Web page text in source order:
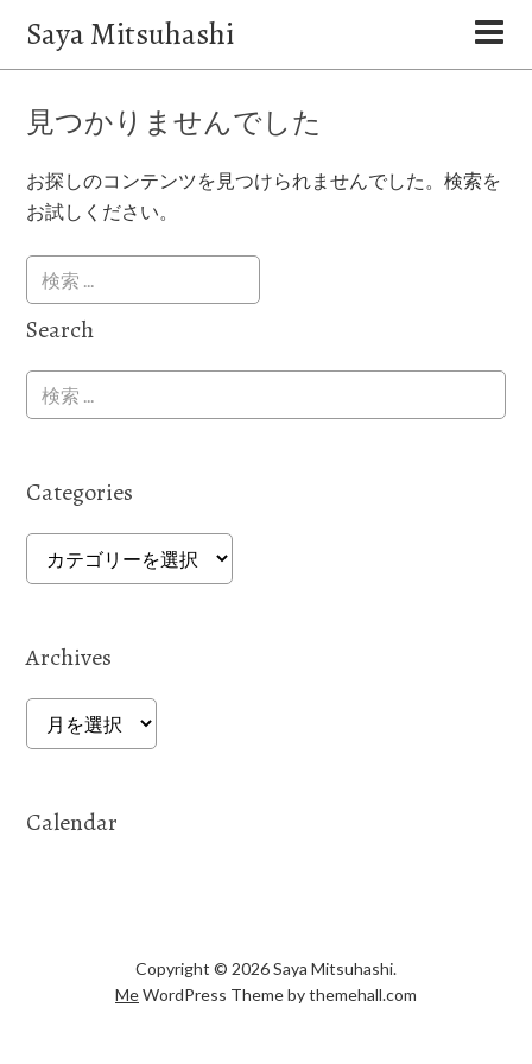
Saya Mitsuhashi
見つかりませんでした
お探しのコンテンツを見つけられませんでした。検索を
お試しください。
Search
Categories
Categories
Archives
Archives
Calendar
Copyright © 2026 Saya Mitsuhashi.
MeWordPress Theme by themehall.com